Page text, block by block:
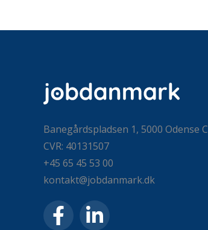
Banegårdspladsen 1, 5000 Odense C
CVR: 40131507
+45 65 45 53 00
kontakt@jobdanmark.dk